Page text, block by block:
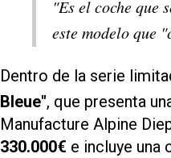
"Es el coche que
este modelo que
Dentro de la serie
Bleue", que presenta
Manufacture Alpine
330.000€ e incluye una